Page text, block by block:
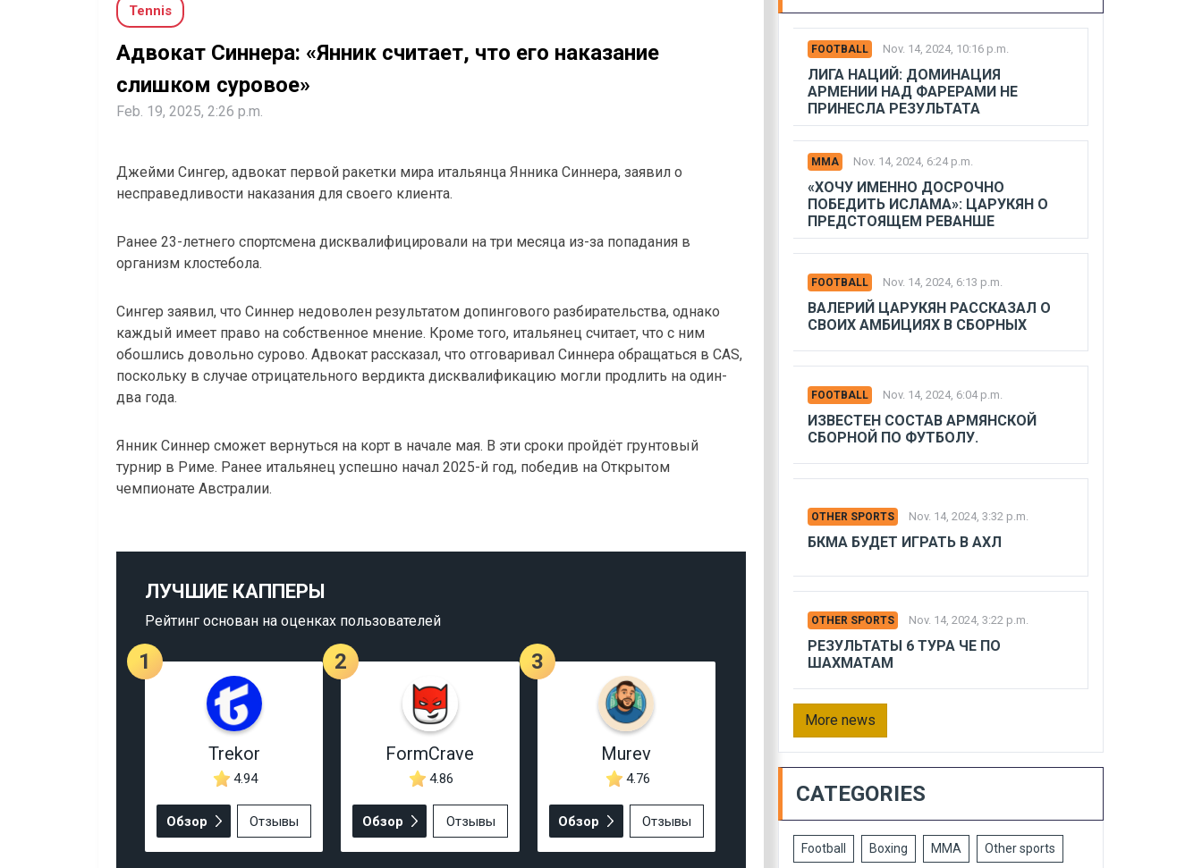
Tennis
Адвокат Синнера: «Янник считает, что его наказание
слишком суровое»
Feb. 19, 2025, 2:26 p.m.
Джейми Сингер, адвокат первой ракетки мира итальянца Янника Синнера, заявил о
несправедливости наказания для своего клиента.
Ранее 23-летнего спортсмена дисквалифицировали на три месяца из-за попадания в
организм клостебола.
Сингер заявил, что Синнер недоволен результатом допингового разбирательства, однако
каждый имеет право на собственное мнение. Кроме того, итальянец считает, что с ним
обошлись довольно сурово. Адвокат рассказал, что отговаривал Синнера обращаться в CAS,
поскольку в случае отрицательного вердикта дисквалификацию могли продлить на один-
два года.
Янник Синнер сможет вернуться на корт в начале мая. В эти сроки пройдёт грунтовый
турнир в Риме. Ранее итальянец успешно начал 2025-й год, победив на Открытом
чемпионате Австралии.
ЛУЧШИЕ КАППЕРЫ
Рейтинг основан на оценках пользователей
1
Trekor
4.94
Обзор Отзывы
2
FormCrave
4.86
Обзор Отзывы
3
Murev
4.76
Обзор Отзывы
FOOTBALL Nov. 14, 2024, 10:16 p.m.
ЛИГА НАЦИЙ: ДОМИНАЦИЯ
АРМЕНИИ НАД ФАРЕРАМИ НЕ
ПРИНЕСЛА РЕЗУЛЬТАТА
MMA Nov. 14, 2024, 6:24 p.m.
«ХОЧУ ИМЕННО ДОСРОЧНО
ПОБЕДИТЬ ИСЛАМА»: ЦАРУКЯН О
ПРЕДСТОЯЩЕМ РЕВАНШЕ
FOOTBALL Nov. 14, 2024, 6:13 p.m.
ВАЛЕРИЙ ЦАРУКЯН РАССКАЗАЛ О
СВОИХ АМБИЦИЯХ В СБОРНЫХ
FOOTBALL Nov. 14, 2024, 6:04 p.m.
ИЗВЕСТЕН СОСТАВ АРМЯНСКОЙ
СБОРНОЙ ПО ФУТБОЛУ.
OTHER SPORTS Nov. 14, 2024, 3:32 p.m.
БКМА БУДЕТ ИГРАТЬ В АХЛ
OTHER SPORTS Nov. 14, 2024, 3:22 p.m.
РЕЗУЛЬТАТЫ 6 ТУРА ЧЕ ПО
ШАХМАТАМ
More news
CATEGORIES
Football Boxing MMA Other sports